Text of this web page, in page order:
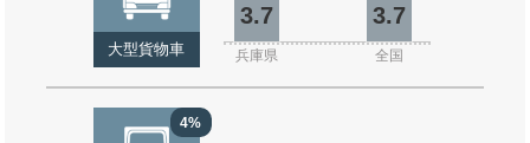
大型貨物車
3.7 3.7
兵庫県 全国
4%